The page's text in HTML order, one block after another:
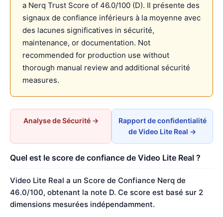
a Nerq Trust Score of 46.0/100 (D). Il présente des
signaux de confiance inférieurs à la moyenne avec
des lacunes significatives in sécurité,
maintenance, or documentation. Not
recommended for production use without
thorough manual review and additional sécurité
measures.
Analyse de Sécurité →
Rapport de confidentialité
de Video Lite Real →
Quel est le score de confiance de Video Lite Real ?
Video Lite Real a un Score de Confiance Nerq de
46.0/100, obtenant la note D. Ce score est basé sur 2
dimensions mesurées indépendamment.